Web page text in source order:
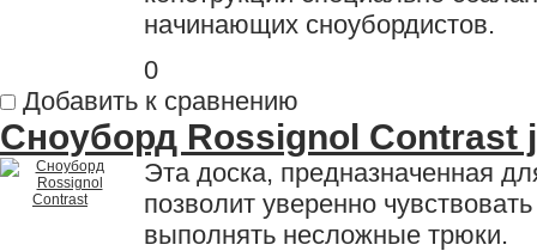
начинающих сноубордистов.
0
Добавить к сравнению
Сноуборд Rossignol Contrast
Эта доска, предназначенная
позволит уверенно
выполнять несложные трюки.